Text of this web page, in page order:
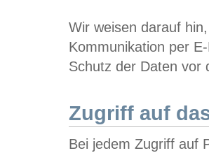
Wir weisen darauf
Kommunikation per
Schutz der Daten vor
Zugriff auf
Bei jedem Zugriff auf